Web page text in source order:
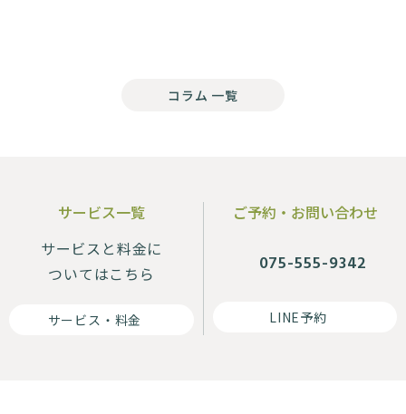
コラム 一覧
サービス一覧
サービスと料金に
ついてはこちら
サービス・料金
ご予約・お問い合わせ
075-555-9342
LINE予約